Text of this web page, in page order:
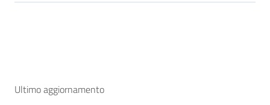
Ultimo aggiornamento